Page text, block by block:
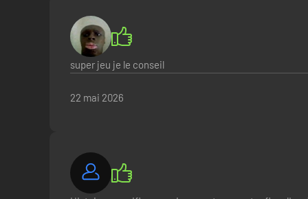
super jeu je le conseil
22 mai 2026